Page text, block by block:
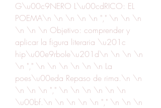
G\u00c9NERO L\u00cdRICO: EL
POEMA\n \n \n \n \n "," \n \n \n
\n \n \n Objetivo: comprender y
aplicar la figura literaria \u201c
hip\u00e9rbole\u201d\n \n \n \n
\n "," \n \n \n \n \n \n La
poes\u00eda Repaso de rima.\n \n
\n \n \n "," \n \n \n \n \n \n
\u00bf.\n \n \n \n \n "," \n \n \n